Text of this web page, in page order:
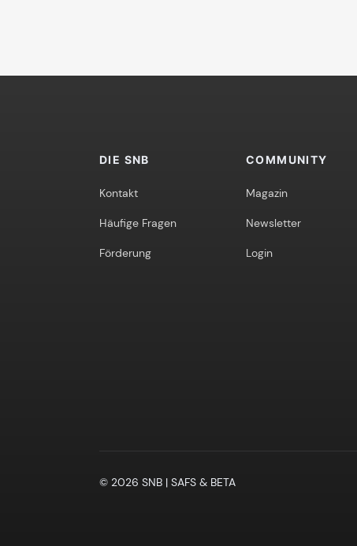
DIE SNB
Kontakt
Häufige Fragen
Förderung
COMMUNITY
Magazin
Newsletter
Login
© 2026 SNB | SAFS & BETA